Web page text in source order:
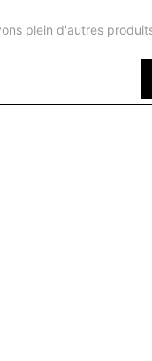
plein d'autres